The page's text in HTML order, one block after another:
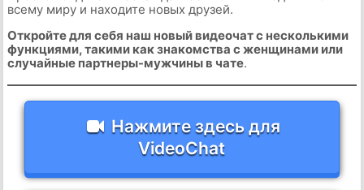
всему миру и находите новых друзей.
Откройте для себя наш новый видеочат с несколькими
функциями, такими как знакомства с женщинами или
случайные партнеры-мужчины в чате.
Нажмите здесь для
VideoChat